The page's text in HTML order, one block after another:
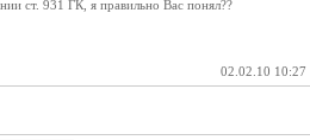
ст. 931 ГК, я правильно Вас понял??
02.02.10 10:27